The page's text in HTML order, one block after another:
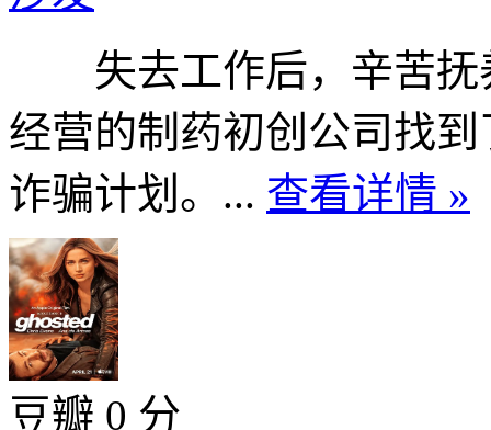
失去工作后，辛苦抚
经营的制药初创公司找
诈骗计划。... 查看详情 »
豆瓣 0 分